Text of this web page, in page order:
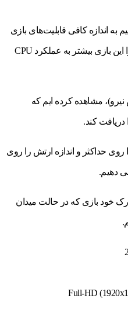
به اندازه کافی قابلیت‌های بازی
Omen 16 (2022) را آزمایش کنیم، زیرا این بازی بیشتر به عملکرد CPU
مشاهده کرده ایم که
دریافت کند.
حداکثر و اندازه ارتش را روی
دهیم.
خود بازی که در حالت میدان